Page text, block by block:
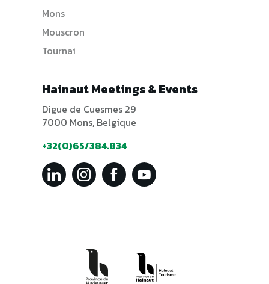
Mons
Mouscron
Tournai
Hainaut Meetings & Events
Digue de Cuesmes 29
7000 Mons, Belgique
+32(0)65/384.834